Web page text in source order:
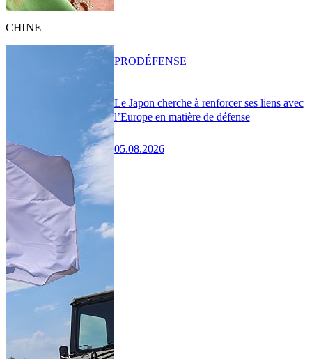
CHINE
Le Japon cherche à renforcer ses liens avec
l’Europe en matière de défense
05.08.2026
PRODÉFENSE